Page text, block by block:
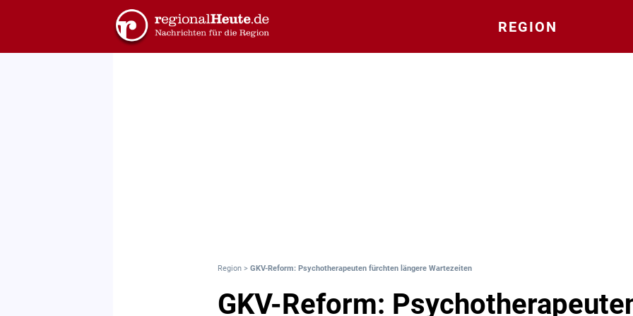
REGION
Region > GKV-Reform: Psychotherapeuten fürchten längere Wartezeiten
GKV-Reform: